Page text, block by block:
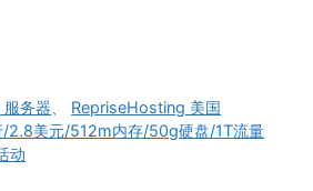
务器
RepriseHosting 美国
2.8美元/512m内存/50g硬盘/1T流量
动